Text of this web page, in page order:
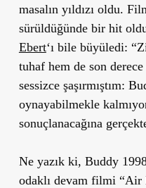
masalın yıldızı oldu.
sürüldüğünde bir hit
Ebert‘ı bile büyüledi:
tuhaf hem de son
sessizce şaşırmıştım:
oynayabilmekle
sonuçlanacağına
Ne yazık ki, Buddy
odaklı devam filmi “Air